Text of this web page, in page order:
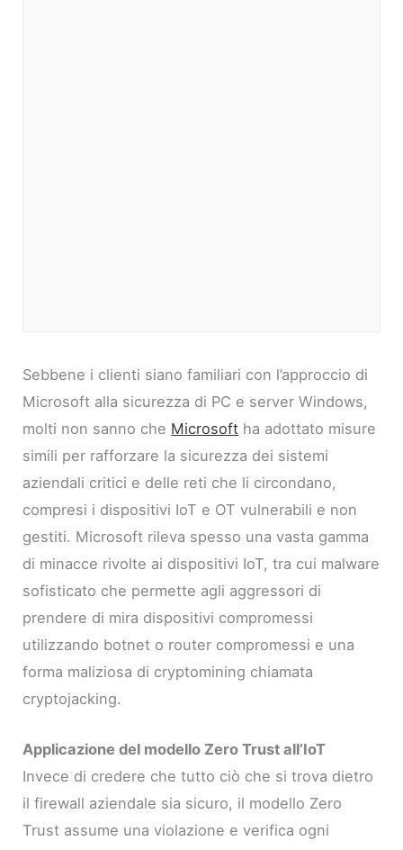
Sebbene i clienti siano familiari con l’approccio di
Microsoft alla sicurezza di PC e server Windows,
molti non sanno che Microsoft ha adottato misure
simili per rafforzare la sicurezza dei sistemi
aziendali critici e delle reti che li circondano,
compresi i dispositivi IoT e OT vulnerabili e non
gestiti. Microsoft rileva spesso una vasta gamma
di minacce rivolte ai dispositivi IoT, tra cui malware
sofisticato che permette agli aggressori di
prendere di mira dispositivi compromessi
utilizzando botnet o router compromessi e una
forma maliziosa di cryptomining chiamata
cryptojacking.
Applicazione del modello Zero Trust all’IoT
Invece di credere che tutto ciò che si trova dietro
il firewall aziendale sia sicuro, il modello Zero
Trust assume una violazione e verifica ogni